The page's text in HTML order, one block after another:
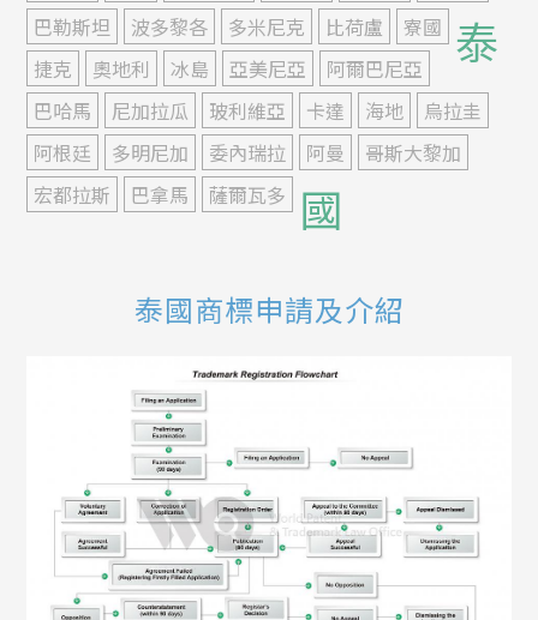
巴勒斯坦
波多黎各 多米尼克 比荷盧
寮國
捷克
奧地利 冰島 亞美尼亞
阿爾巴尼亞
巴哈馬
尼加拉瓜 玻利維亞 卡達 海地
烏拉圭
阿根廷
多明尼加 委內瑞拉 阿曼
哥斯大黎加
宏都拉斯
巴拿馬 薩爾瓦多
泰
國
泰國商標申請及介紹